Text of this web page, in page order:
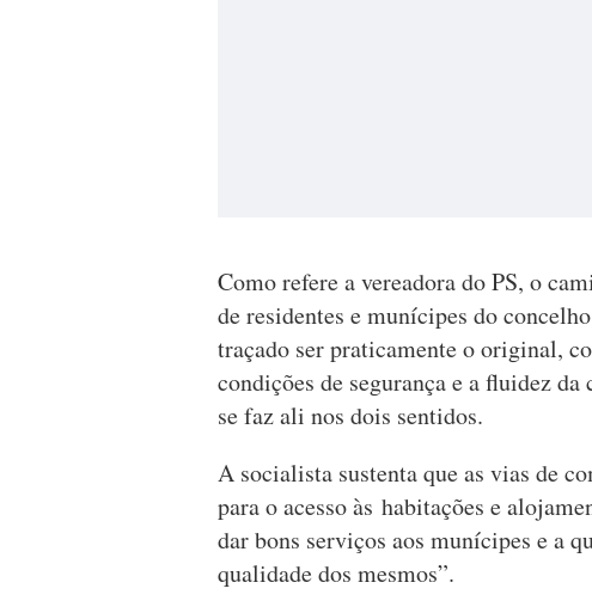
Como refere a vereadora do PS, o
de residentes e munícipes do
traçado ser praticamente o original,
condições de segurança e a fluidez
se faz ali nos dois sentidos.
A socialista sustenta que as vias de
para o acesso às habitações e
dar bons serviços aos munícipes e a
qualidade dos mesmos”.